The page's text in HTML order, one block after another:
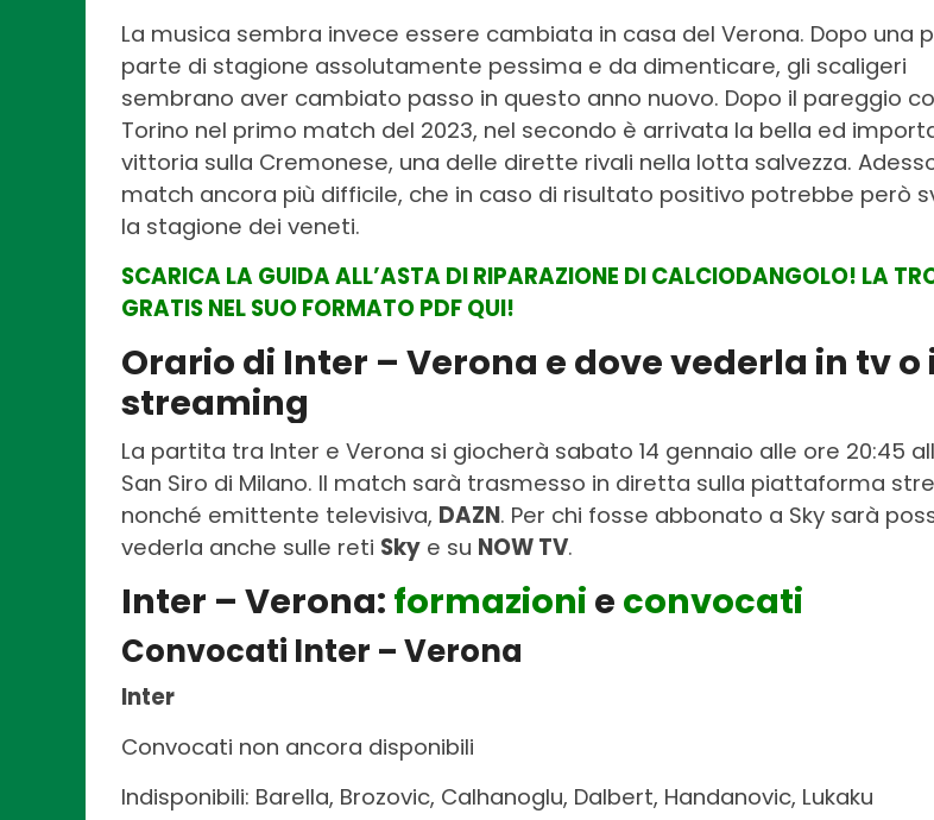
La musica sembra invece essere cambiata in casa del Verona. Dopo una
parte di stagione assolutamente pessima e da dimenticare, gli scaligeri
sembrano aver cambiato passo in questo anno nuovo. Dopo il pareggio
Torino nel primo match del 2023, nel secondo è arrivata la bella ed
vittoria sulla Cremonese, una delle dirette rivali nella lotta salvezza.
match ancora più difficile, che in caso di risultato positivo potrebbe però
la stagione dei veneti.
SCARICA LA GUIDA ALL’ASTA DI RIPARAZIONE DI CALCIODANGOLO! LA
GRATIS NEL SUO FORMATO PDF QUI!
Orario di Inter – Verona e dove vederla in tv o
streaming
La partita tra Inter e Verona si giocherà sabato 14 gennaio alle ore 20:45
San Siro di Milano. Il match sarà trasmesso in diretta sulla piattaforma
nonché emittente televisiva, DAZN. Per chi fosse abbonato a Sky sarà
vederla anche sulle reti Sky e su NOW TV.
Inter – Verona: formazioni e convocati
Convocati Inter – Verona
Inter
Convocati non ancora disponibili
Indisponibili: Barella, Brozovic, Calhanoglu, Dalbert, Handanovic, Lukaku